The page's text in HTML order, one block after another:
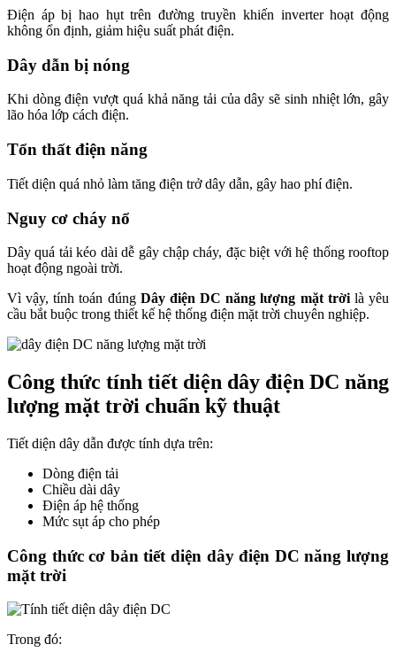
Điện áp bị hao hụt trên đường truyền khiến inverter hoạt động
không ổn định, giảm hiệu suất phát điện.
Dây dẫn bị nóng
Khi dòng điện vượt quá khả năng tải của dây sẽ sinh nhiệt lớn, gây
lão hóa lớp cách điện.
Tổn thất điện năng
Tiết diện quá nhỏ làm tăng điện trở dây dẫn, gây hao phí điện.
Nguy cơ cháy nổ
Dây quá tải kéo dài dễ gây chập cháy, đặc biệt với hệ thống rooftop
hoạt động ngoài trời.
Vì vậy, tính toán đúng Dây điện DC năng lượng mặt trờilà yêu
cầu bắt buộc trong thiết kế hệ thống điện mặt trời chuyên nghiệp.
Công thức tính tiết diện dây điện DC năng
lượng mặt trời chuẩn kỹ thuật
Tiết diện dây dẫn được tính dựa trên:
Dòng điện tải
Chiều dài dây
Điện áp hệ thống
Mức sụt áp cho phép
Công thức cơ bản tiết diện dây điện DC năng lượng
mặt trời
Trong đó: